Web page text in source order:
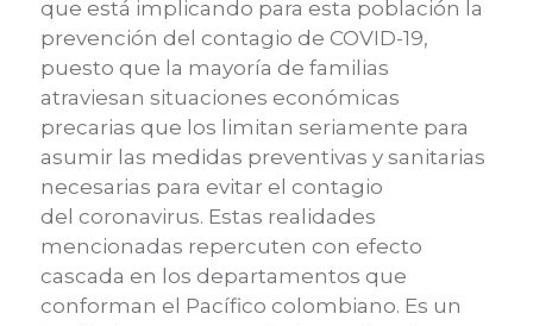
que está implicando para esta población la
prevención del contagio de COVID-19,
puesto que la mayoría de familias
atraviesan situaciones económicas
precarias que los limitan seriamente para
asumir las medidas preventivas y sanitarias
necesarias para evitar el contagio
del coronavirus. Estas realidades
mencionadas repercuten con efecto
cascada en los departamentos que
conforman el Pacífico colombiano. Es un